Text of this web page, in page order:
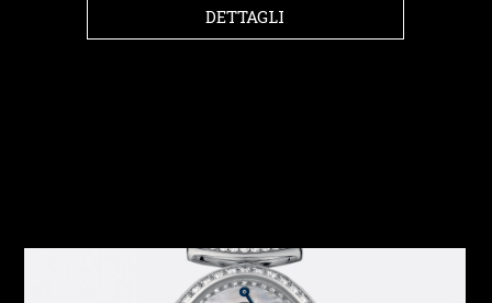
DETTAGLI